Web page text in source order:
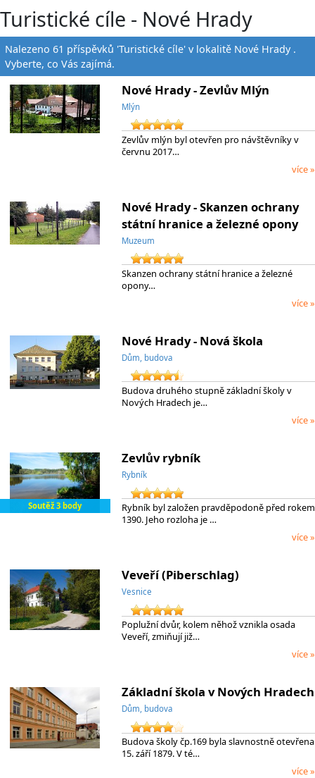
Turistické cíle - Nové Hrady
Nalezeno 61 příspěvků 'Turistické cíle' v lokalitě Nové Hrady .
Vyberte, co Vás zajímá.
Nové Hrady - Zevlův Mlýn
Mlýn
Zevlův mlýn byl otevřen pro návštěvníky v
červnu 2017…
více »
Nové Hrady - Skanzen ochrany
státní hranice a železné opony
Muzeum
Skanzen ochrany státní hranice a železné
opony…
více »
Nové Hrady - Nová škola
Dům, budova
Budova druhého stupně základní školy v
Nových Hradech je…
více »
Soutěž 3 body
Zevlův rybník
Rybník
Rybník byl založen pravděpodoně před rokem
1390. Jeho rozloha je …
více »
Veveří (Piberschlag)
Vesnice
Poplužní dvůr, kolem něhož vznikla osada
Veveří, zmiňují již…
více »
Základní škola v Nových Hradech
Dům, budova
Budova školy čp.169 byla slavnostně otevřena
15. září 1879. V té…
více »